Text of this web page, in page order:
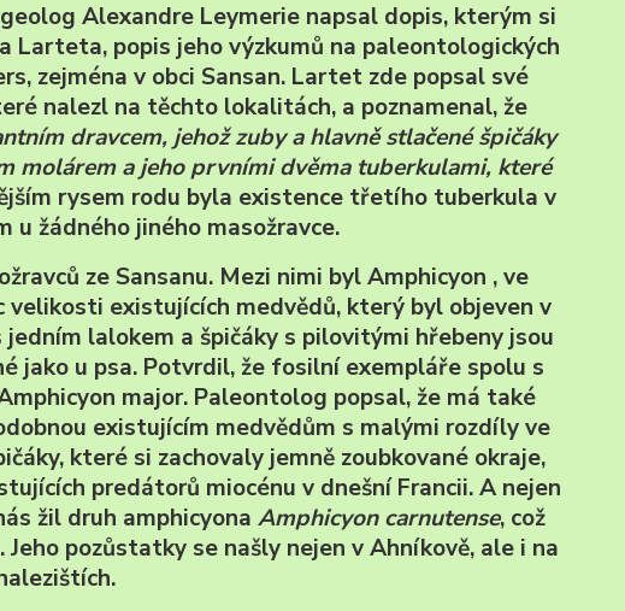
Alexandre Leymerie napsal dopis, kterým si
Larteta, popis jeho výzkumů na paleontologických
zejména v obci Sansan. Lartet zde popsal své
nalezl na těchto lokalitách, a poznamenal, že
dravcem, jehož zuby a hlavně stlačené špičáky
molárem a jeho prvními dvěma tuberkulami, které
rysem rodu byla existence třetího tuberkula v
žádného jiného masožravce.
ze Sansanu. Mezi nimi byl Amphicyon , ve
existujících medvědů, který byl objeven v
lalokem a špičáky s pilovitými hřebeny jsou
jako u psa. Potvrdil, že fosilní exempláře spolu s
major. Paleontolog popsal, že má také
existujícím medvědům s malými rozdíly ve
které si zachovaly jemně zoubkované okraje,
predátorů miocénu v dnešní Francii. A nejen
žil druh amphicyona Amphicyon carnutense, což
pozůstatky se našly nejen v Ahníkově, ale i na